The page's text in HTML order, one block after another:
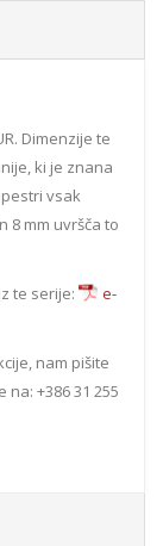
Dimenzije te
ki je znana
vsak
8 mm uvršča to
te serije:
e-
nam pišite
+386 31 255